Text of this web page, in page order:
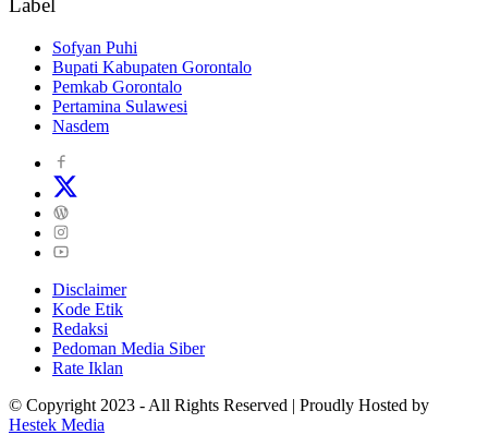
Label
Sofyan Puhi
Bupati Kabupaten Gorontalo
Pemkab Gorontalo
Pertamina Sulawesi
Nasdem
Disclaimer
Kode Etik
Redaksi
Pedoman Media Siber
Rate Iklan
© Copyright 2023 - All Rights Reserved | Proudly Hosted by
Hestek Media